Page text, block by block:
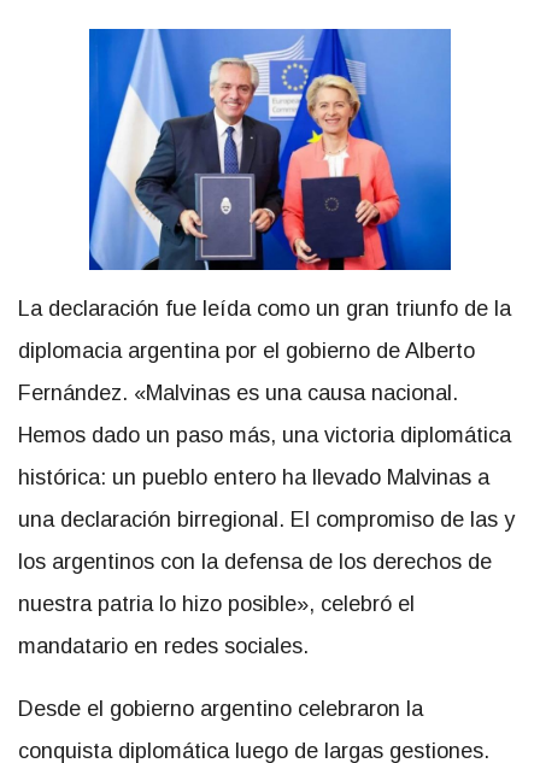
La declaración fue leída como un gran triunfo de la
diplomacia argentina por el gobierno de Alberto
Fernández. «Malvinas es una causa nacional.
Hemos dado un paso más, una victoria diplomática
histórica: un pueblo entero ha llevado Malvinas a
una declaración birregional. El compromiso de las y
los argentinos con la defensa de los derechos de
nuestra patria lo hizo posible», celebró el
mandatario en redes sociales.
Desde el gobierno argentino celebraron la
conquista diplomática luego de largas gestiones.